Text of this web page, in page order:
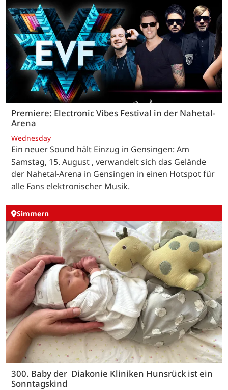
Premiere: Electronic Vibes Festival in der Nahetal-
Arena
Wednesday
Ein neuer Sound hält Einzug in Gensingen: Am
Samstag, 15. August , verwandelt sich das Gelände
der Nahetal-Arena in Gensingen in einen Hotspot für
alle Fans elektronischer Musik.
Simmern
300. Baby der Diakonie Kliniken Hunsrück ist ein
Sonntagskind